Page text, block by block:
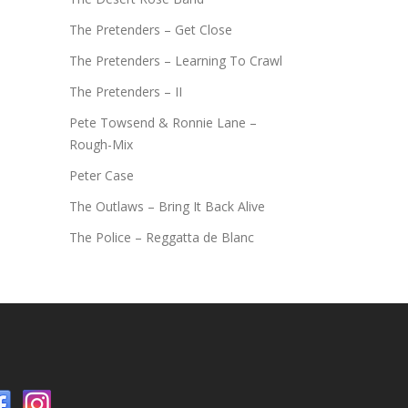
The Pretenders – Get Close
The Pretenders – Learning To Crawl
The Pretenders – II
Pete Towsend & Ronnie Lane –
Rough-Mix
Peter Case
The Outlaws – Bring It Back Alive
The Police – Reggatta de Blanc